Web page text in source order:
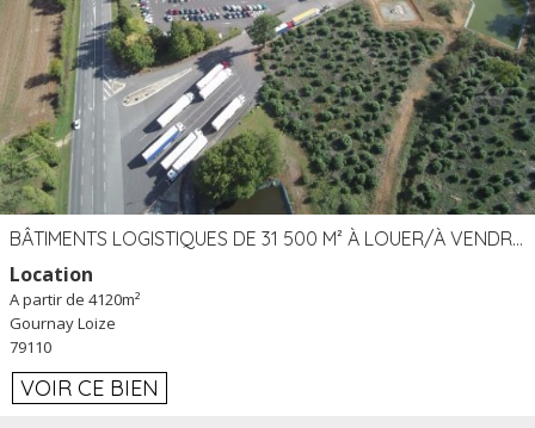
BÂTIMENTS LOGISTIQUES DE 31 500 M² À LOUER/À VENDRE SUR UN SITE DE 17 HA (79)
Location
A partir de 4120m²
Gournay Loize
79110
VOIR CE BIEN